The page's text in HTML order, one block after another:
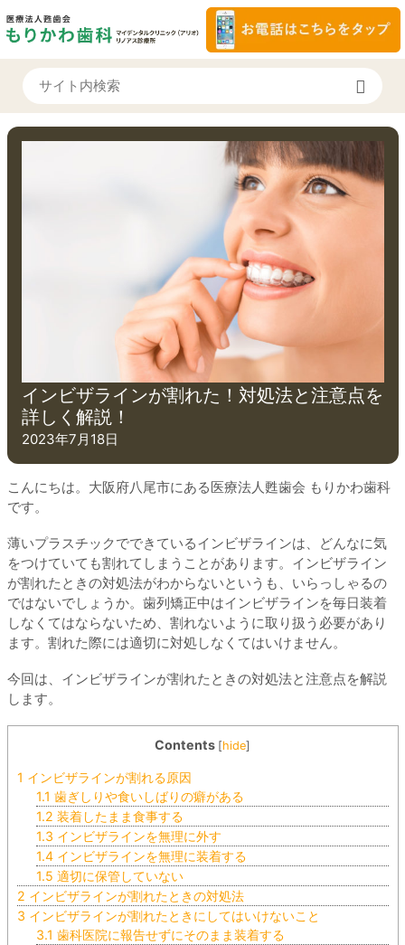
インビザラインが割れた！対処法と注意点を
詳しく解説！
2023年7月18日
こんにちは。大阪府八尾市にある医療法人甦歯会 もりかわ歯科
です。
薄いプラスチックでできているインビザラインは、どんなに気
をつけていても割れてしまうことがあります。インビザライン
が割れたときの対処法がわからないというも、いらっしゃるの
ではないでしょうか。歯列矯正中はインビザラインを毎日装着
しなくてはならないため、割れないように取り扱う必要があり
ます。割れた際には適切に対処しなくてはいけません。
今回は、インビザラインが割れたときの対処法と注意点を解説
します。
Contents [hide]
1 インビザラインが割れる原因
1.1 歯ぎしりや食いしばりの癖がある
1.2 装着したまま食事する
1.3 インビザラインを無理に外す
1.4インビザラインを無理に装着する
1.5 適切に保管していない
2 インビザラインが割れたときの対処法
3 インビザラインが割れたときにしてはいけないこと
3.1 歯科医院に報告せずにそのまま装着する